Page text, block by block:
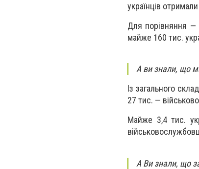
українців
Для порівняння —
майже 160 тис.
А ви знали, що
Із загального
27 тис. —
Майже 3,4 тис.
А Ви знали, що